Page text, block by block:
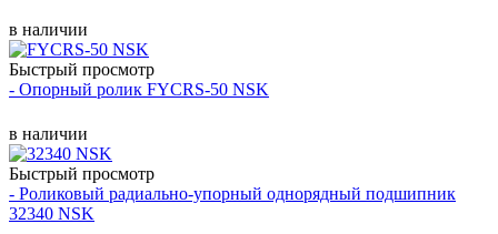
в наличии
Быстрый просмотр
- Опорный ролик FYCRS-50 NSK
в наличии
Быстрый просмотр
- Роликовый радиально-упорный однорядный подшипник
32340 NSK